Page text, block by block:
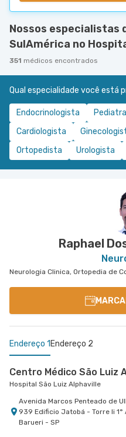
Nossos especialistas
SulAmérica no
351 médicos encontrados
Qual especialidade você está
Endocrinologista Pediatra
Cardiologista
Ortopedista
Urologista
Raphael
Endereço 1 Endereço 2
Centro Médico São Luiz
Hospital São Luiz Alphaville
Avenida Marcos Penteado de
939 Edificio Jatobá - Torre Ii 1°
Barueri - SP